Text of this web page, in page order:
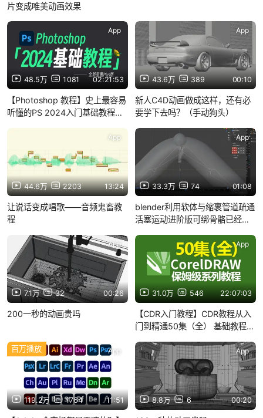
片变成唯美动画效果
48.5万 1081 02:21:53
App
【Photoshop 教程】史上最容易
听懂的PS 2024入门基础教程
43.6万 389 00:10
App
新人C4D动画做成这样，还有必
要学下去吗？（手动狗头）
44.6万 2203 13:24
App
让说话变成唱歌——音频鬼畜教
程
33.3万 74 01:08
App
blender利用软体与缩裹管道疏通
活塞运动进阶版可绑骨骼已经研
出教程（耐心等待即可，本教程
绝对正经教程））
7.1万 32 00:26
App
200一秒的动画贵吗
31.0万 546 22:07:03
App
【CDR入门教程】CDR教程从入
门到精通50集（全） 基础教程
119.2万 1764 11:51
百万播放 App
8.8万 6 00:20
App